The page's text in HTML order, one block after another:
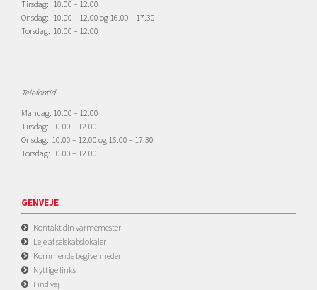
Tirsdag: 10.00 – 12.00
Onsdag: 10.00 – 12.00 og 16.00 – 17.30
Torsdag: 10.00 – 12.00
Telefontid
Mandag: 10.00 – 12.00
Tirsdag: 10.00 – 12.00
Onsdag: 10.00 – 12.00 og 16.00 – 17.30
Torsdag: 10.00 – 12.00
GENVEJE
Kontakt din varmemester
Leje af selskabslokaler
Kommende begivenheder
Nyttige links
Find vej